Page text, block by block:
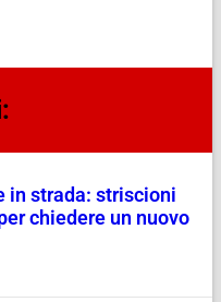
in strada: striscioni
chiedere un nuovo